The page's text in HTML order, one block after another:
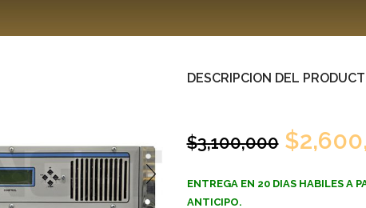
DESCRIPCION DEL
$3,100,000 $
ENTREGA EN 20 DIAS HABILES A
ANTICIPO.